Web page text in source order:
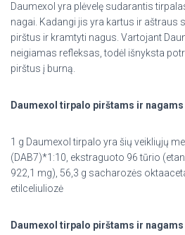
Daumexol yra plėvelę sudarantis
nagai. Kadangi jis yra kartus ir aštraus
pirštus ir kramtyti nagus. Vartojant
neigiamas refleksas, todėl išnyksta
pirštus į burną.
Daumexol tirpalo pirštams ir
1 g Daumexol tirpalo yra šių veikliųjų
(DAB7)*1:10, ekstraguoto 96 tūrio
922,1 mg), 56,3 g sacharozės
etilceliuliozė
Daumexol tirpalo pirštams ir